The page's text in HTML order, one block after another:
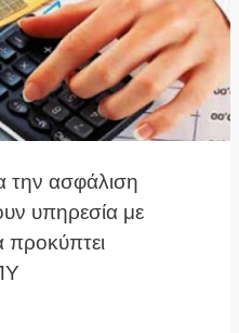
την ασφάλιση
υπηρεσία με